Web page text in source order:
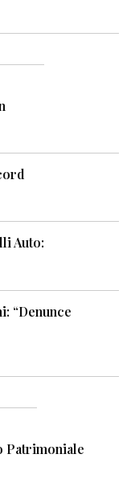
Auto:
“Denunce
Patrimoniale